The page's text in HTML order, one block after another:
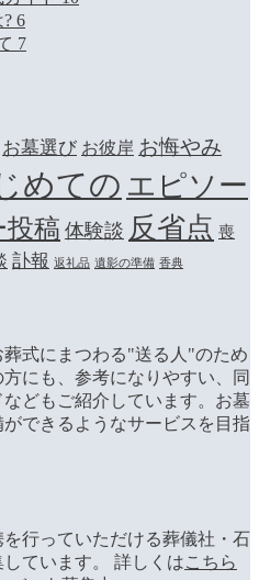
6
7
お墓選び お彼岸 お悔やみ
めての エピソー
投稿 体験談 反省点 喪
訃報 返礼品 遺影の準備 香典
式にまつわる"送る人"のため
にも、参考になりやすい、同
どもご紹介しています。お墓
できるようなサービスを目指
行っていただける葬儀社・石
ています。 詳しくはこちら